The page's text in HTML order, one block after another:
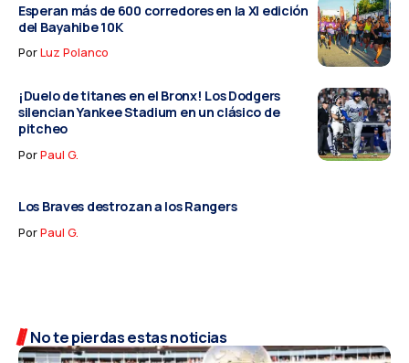
Esperan más de 600 corredores en la XI edición
del Bayahibe 10K
PorLuz Polanco
¡Duelo de titanes en el Bronx! Los Dodgers
silencian Yankee Stadium en un clásico de
pitcheo
PorPaul G.
Los Braves destrozan a los Rangers
PorPaul G.
No te pierdas estas noticias